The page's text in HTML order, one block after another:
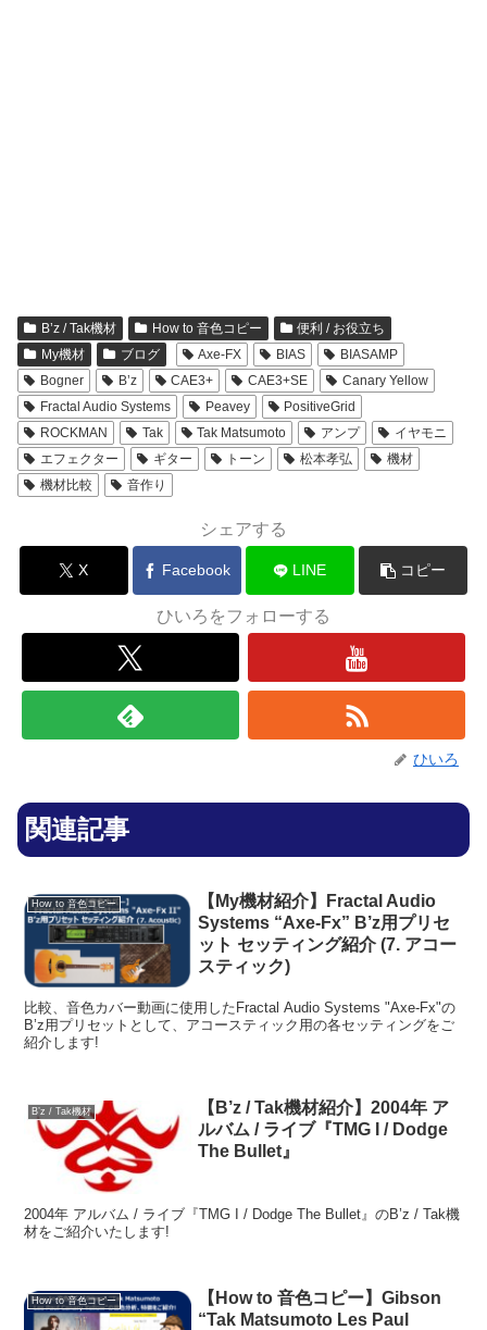
B’z / Tak機材 How to 音色コピー
便利 / お役立ち
My機材
ブログ Axe-FX BIAS
BIASAMP
Bogner
B’z CAE3+ CAE3+SE
Canary Yellow
Fractal Audio Systems
Peavey
PositiveGrid
ROCKMAN
Tak Tak Matsumoto アンプ
イヤモニ
エフェクター
ギター トーン 松本孝弘
機材
機材比較
音作り
シェアする
X Facebook LINE コピー
ひいろをフォローする
ひいろ
関連記事
How to 音色コピー
【My機材紹介】Fractal Audio
Systems “Axe-Fx” B’z用プリセ
ット セッティング紹介 (7. アコー
スティック)
比較、音色カバー動画に使用したFractal Audio Systems "Axe-Fx"の
B’z用プリセットとして、アコースティック用の各セッティングをご
紹介します!
B’z / Tak機材
【B’z / Tak機材紹介】2004年 ア
ルバム / ライブ『TMG I / Dodge
The Bullet』
2004年 アルバム / ライブ『TMG I / Dodge The Bullet』のB’z / Tak機
材をご紹介いたします!
How to 音色コピー
【How to 音色コピー】Gibson
“Tak Matsumoto Les Paul